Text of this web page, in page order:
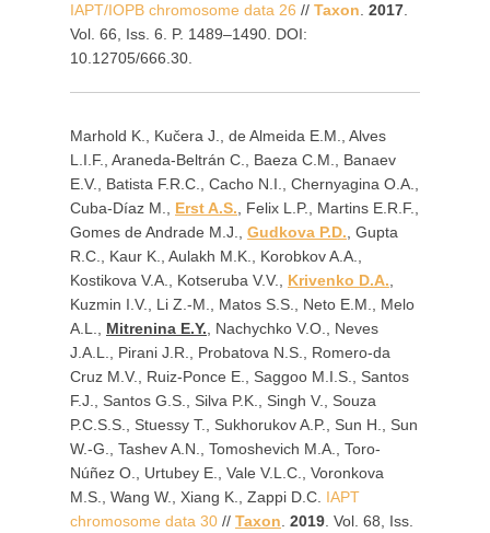
IAPT/IOPB chromosome data 26 // Taxon. 2017.
Vol. 66, Iss. 6. P. 1489–1490. DOI:
10.12705/666.30.
Marhold K., Kučera J., de Almeida E.M., Alves
L.I.F., Araneda-Beltrán C., Baeza C.M., Banaev
E.V., Batista F.R.C., Cacho N.I., Chernyagina O.A.,
Cuba-Díaz M., Erst A.S., Felix L.P., Martins E.R.F.,
Gomes de Andrade M.J., Gudkova P.D., Gupta
R.C., Kaur K., Aulakh M.K., Korobkov A.A.,
Kostikova V.A., Kotseruba V.V., Krivenko D.A.,
Kuzmin I.V., Li Z.-M., Matos S.S., Neto E.M., Melo
A.L., Mitrenina E.Y., Nachychko V.O., Neves
J.A.L., Pirani J.R., Probatova N.S., Romero-da
Cruz M.V., Ruiz-Ponce E., Saggoo M.I.S., Santos
F.J., Santos G.S., Silva P.K., Singh V., Souza
P.C.S.S., Stuessy T., Sukhorukov A.P., Sun H., Sun
W.-G., Tashev A.N., Tomoshevich M.A., Toro-
Núñez O., Urtubey E., Vale V.L.C., Voronkova
M.S., Wang W., Xiang K., Zappi D.C. IAPT
chromosome data 30 // Taxon. 2019. Vol. 68, Iss.